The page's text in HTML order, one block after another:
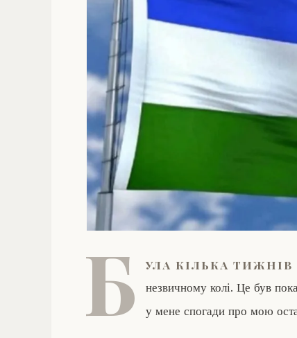
Б ула кілька
незвичному колі. Це був
у мене спогади про мою